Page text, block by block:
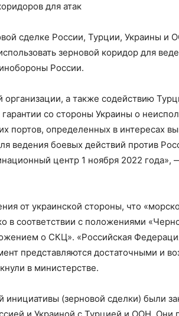
для атак
сделке России, Турции, Украины и
зерновой коридор для
России.
а также содействию
со стороны Украины о
портов, определенных в интересах
ведения боевых действий против
центр 1 ноября 2022 года»,
от украинской стороны, что
в соответствии с положениями
о СКЦ». «Российская
представляются достаточными и
в министерстве.
инициативы (зерновой сделки) были